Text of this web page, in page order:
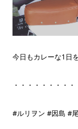
今日もカレーな1日
・・・・・・・・・
#ルリヲン #因島 #